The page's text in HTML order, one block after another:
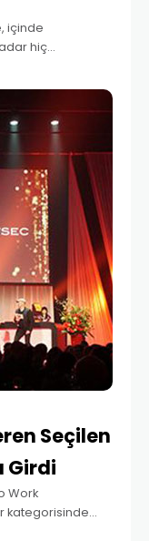
içinde
hiç
Seçilen
Girdi
Work
kategorisinde
“Efsane” statüsü